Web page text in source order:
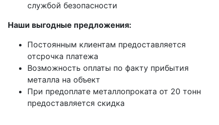
службой безопасности
Наши выгодные предложения:
Постоянным клиентам предоставляется
отсрочка платежа
Возможность оплаты по факту прибытия
металла на объект
При предоплате металлопроката от 20 тонн
предоставляется скидка